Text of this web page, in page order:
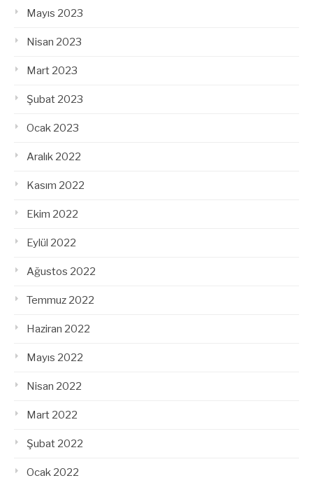
Mayıs 2023
Nisan 2023
Mart 2023
Şubat 2023
Ocak 2023
Aralık 2022
Kasım 2022
Ekim 2022
Eylül 2022
Ağustos 2022
Temmuz 2022
Haziran 2022
Mayıs 2022
Nisan 2022
Mart 2022
Şubat 2022
Ocak 2022